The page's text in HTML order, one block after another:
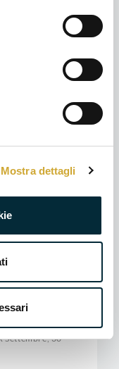
Mostra dettagli
Settembre, 30 -